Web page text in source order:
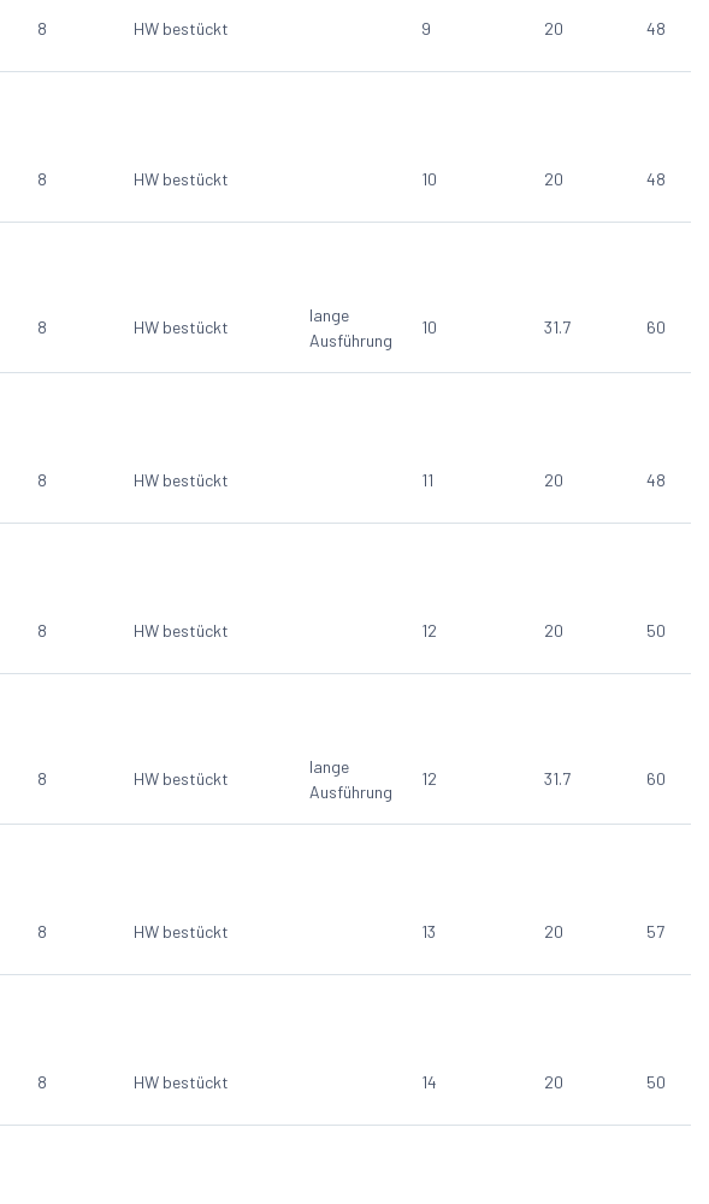
8 HW bestückt 9 20 48
8 HW bestückt 10 20 48
8 HW bestückt
lange
Ausführung
10 31.7 60
8 HW bestückt 11 20 48
8 HW bestückt 12 20 50
8 HW bestückt
lange
Ausführung
12 31.7 60
8 HW bestückt 13 20 57
8 HW bestückt 14 20 50